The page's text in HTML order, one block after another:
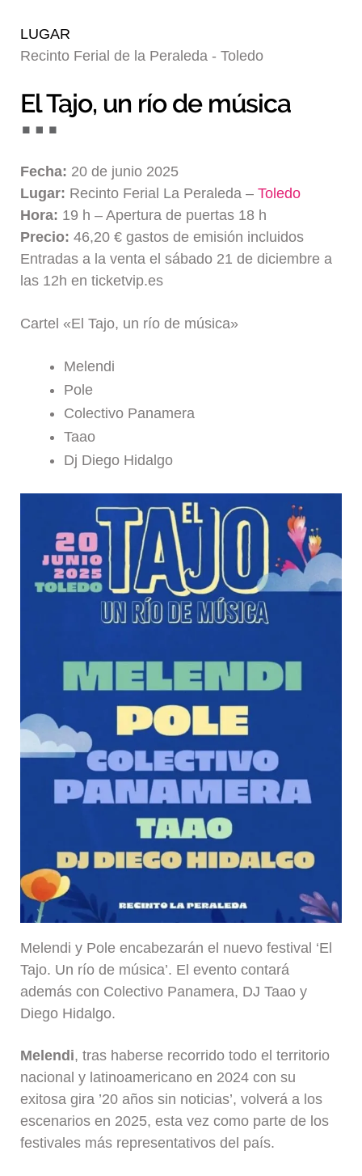
LUGAR
Recinto Ferial de la Peraleda - Toledo
El Tajo, un río de música
Fecha: 20 de junio 2025
Lugar: Recinto Ferial La Peraleda –Toledo
Hora: 19 h – Apertura de puertas 18 h
Precio: 46,20 € gastos de emisión incluidos
Entradas a la venta el sábado 21 de diciembre a
las 12h en ticketvip.es
Cartel «El Tajo, un río de música»
Melendi
Pole
Colectivo Panamera
Taao
Dj Diego Hidalgo
Melendi y Pole encabezarán el nuevo festival ‘El
Tajo. Un río de música’. El evento contará
además con Colectivo Panamera, DJ Taao y
Diego Hidalgo.
Melendi, tras haberse recorrido todo el territorio
nacional y latinoamericano en 2024 con su
exitosa gira ’20 años sin noticias’, volverá a los
escenarios en 2025, esta vez como parte de los
festivales más representativos del país.